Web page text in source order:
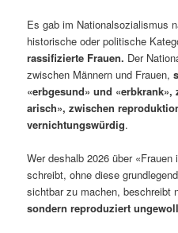
Es gab im Nationalsozialismus
historische oder politische
rassifizierte Frauen. Der
zwischen Männern und Frauen,
«erbgesund» und
arisch», zwischen
vernichtungswürdig.
Wer deshalb 2026 über
schreibt, ohne diese
sichtbar zu machen, beschreibt
sondern reproduziert